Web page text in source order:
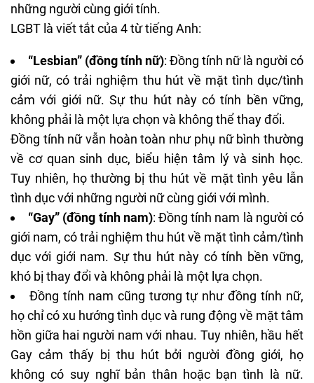
những người cùng giới tính.
LGBT là viết tắt của 4 từ tiếng Anh:
“Lesbian” (đồng tính nữ): Đồng tính nữ là người có
giới nữ, có trải nghiệm thu hút về mặt tình dục/tình
cảm với giới nữ. Sự thu hút này có tính bền vững,
không phải là một lựa chọn và không thể thay đổi.
Đồng tính nữ vẫn hoàn toàn như phụ nữ bình thường
về cơ quan sinh dục, biểu hiện tâm lý và sinh học.
Tuy nhiên, họ thường bị thu hút về mặt tình yêu lẫn
tình dục với những người nữ cùng giới với mình.
“Gay” (đồng tính nam): Đồng tính nam là người có
giới nam, có trải nghiệm thu hút về mặt tình cảm/tình
dục với giới nam. Sự thu hút này có tính bền vững,
khó bị thay đổi và không phải là một lựa chọn.
Đồng tính nam cũng tương tự như đồng tính nữ,
họ chỉ có xu hướng tình dục và rung động về mặt tâm
hồn giữa hai người nam với nhau. Tuy nhiên, hầu hết
Gay cảm thấy bị thu hút bởi người đồng giới, họ
không có suy nghĩ bản thân hoặc bạn tình là nữ.